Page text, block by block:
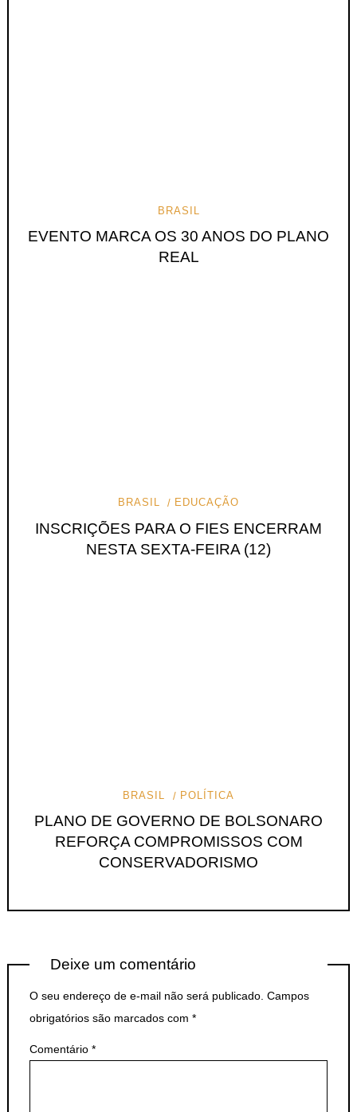
BRASIL
EVENTO MARCA OS 30 ANOS DO PLANO
REAL
BRASIL EDUCAÇÃO
INSCRIÇÕES PARA O FIES ENCERRAM
NESTA SEXTA-FEIRA (12)
BRASIL POLÍTICA
PLANO DE GOVERNO DE BOLSONARO
REFORÇA COMPROMISSOS COM
CONSERVADORISMO
Deixe um comentário
O seu endereço de e-mail não será publicado. Campos
obrigatórios são marcados com *
Comentário *